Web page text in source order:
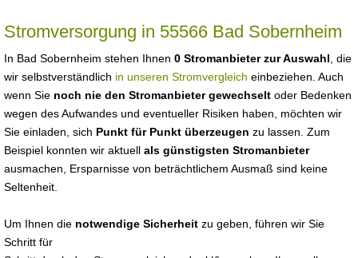
Stromversorgung in 55566 Bad Sobernheim
In Bad Sobernheim stehen Ihnen 0 Stromanbieter zur Auswahl , die
wir selbstverständlich in unseren Stromvergleich einbeziehen. Auch
wenn Sie noch nie den Stromanbieter gewechselt oder Bedenken
wegen des Aufwandes und eventueller Risiken haben, möchten wir
Sie einladen, sich Punkt für Punkt überzeugen zu lassen. Zum
Beispiel konnten wir aktuell als günstigsten Stromanbieter
ausmachen, Ersparnisse von beträchtlichem Ausmaß sind keine
Seltenheit.
Um Ihnen die notwendige Sicherheit zu geben, führen wir Sie
Schritt für